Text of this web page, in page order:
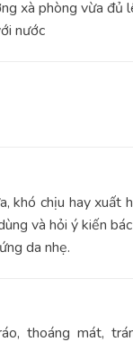
xà phòng vừa đủ
nước
khó chịu hay xuất
và hỏi ý kiến
da nhẹ.
thoáng mát,